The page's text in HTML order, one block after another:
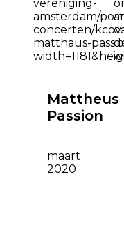
Mattheus
Passion
maart
2020